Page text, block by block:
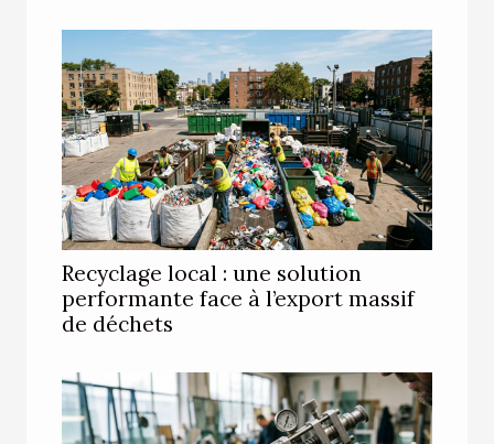
Recyclage local : une solution
performante face à l’export massif
de déchets